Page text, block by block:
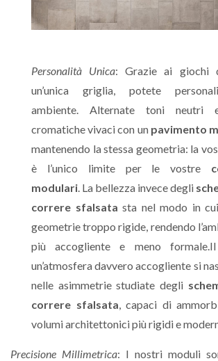
Personalità Unica: Grazie ai giochi
un’unica griglia, potete
ambiente. Alternate toni neutri
cromatiche vivaci con un pavimento
mantenendo la stessa geometria: la
è l’unico limite per le vostre
modulari . La bellezza invece degli
correre sfalsata sta nel modo in
geometrie troppo rigide, rendendo
più accogliente e meno
un’atmosfera davvero accogliente si
nelle asimmetrie studiate degli
correre sfalsata , capaci di
volumi architettonici più rigidi e
Precisione Millimetrica: I nostri moduli